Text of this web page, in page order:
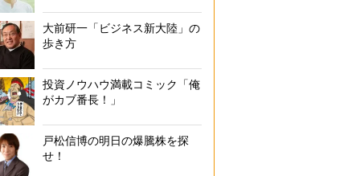
大前研一「ビジネス新大陸」の
歩き方
投資ノウハウ満載コミック「俺
がカブ番長！」
戸松信博の明日の爆騰株を探
せ！